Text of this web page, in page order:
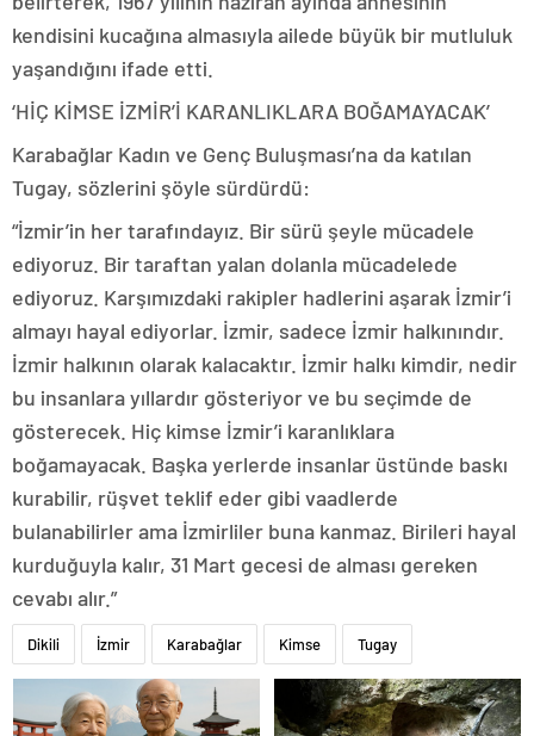
kendisini kucağına almasıyla ailede büyük bir mutluluk
yaşandığını ifade etti.
‘HİÇ KİMSE İZMİR’İ KARANLIKLARA BOĞAMAYACAK’
Karabağlar Kadın ve Genç Buluşması’na da katılan
Tugay, sözlerini şöyle sürdürdü:
“İzmir’in her tarafındayız. Bir sürü şeyle mücadele
ediyoruz. Bir taraftan yalan dolanla mücadelede
ediyoruz. Karşımızdaki rakipler hadlerini aşarak İzmir’i
almayı hayal ediyorlar. İzmir, sadece İzmir halkınındır.
İzmir halkının olarak kalacaktır. İzmir halkı kimdir, nedir
bu insanlara yıllardır gösteriyor ve bu seçimde de
gösterecek. Hiç kimse İzmir’i karanlıklara
boğamayacak. Başka yerlerde insanlar üstünde baskı
kurabilir, rüşvet teklif eder gibi vaadlerde
bulanabilirler ama İzmirliler buna kanmaz. Birileri hayal
kurduğuyla kalır, 31 Mart gecesi de alması gereken
cevabı alır.”
Dikili İzmir Karabağlar Kimse Tugay